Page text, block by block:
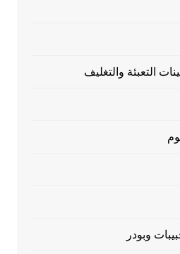
التعبئة والتغليف
وبودر